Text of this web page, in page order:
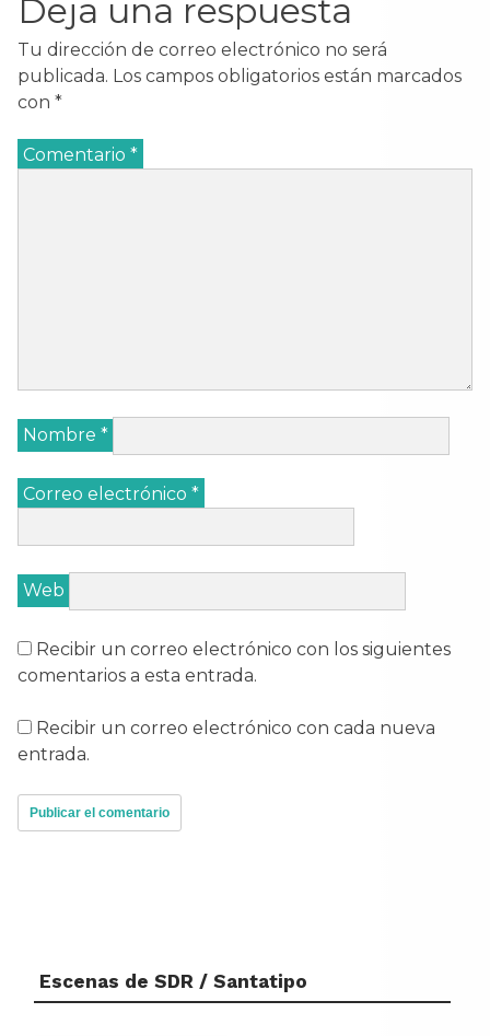
) )
Deja una respuesta
Tu dirección de correo electrónico no será
publicada. Los campos obligatorios están marcados
con *
Comentario *
Nombre *
Correo electrónico *
Web
Recibir un correo electrónico con los siguientes
comentarios a esta entrada.
Recibir un correo electrónico con cada nueva
entrada.
Escenas de SDR / Santatipo